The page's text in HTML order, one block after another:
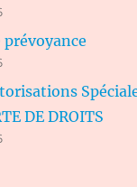
DE DROITS